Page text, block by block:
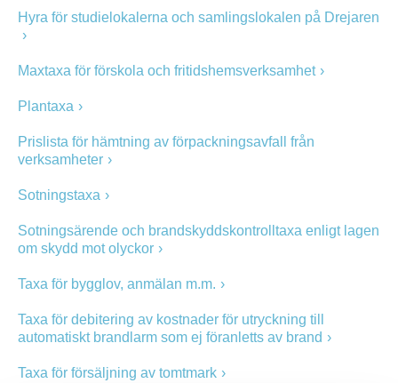
Hyra för studielokalerna och samlingslokalen på Drejaren
Maxtaxa för förskola och fritidshemsverksamhet
Plantaxa
Prislista för hämtning av förpackningsavfall från
verksamheter
Sotningstaxa
Sotningsärende och brandskyddskontrolltaxa enligt lagen
om skydd mot olyckor
Taxa för bygglov, anmälan m.m.
Taxa för debitering av kostnader för utryckning till
automatiskt brandlarm som ej föranletts av brand
Taxa för försäljning av tomtmark